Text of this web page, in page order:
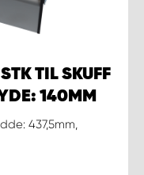
TIL SKUFF
140MM
437,5mm,